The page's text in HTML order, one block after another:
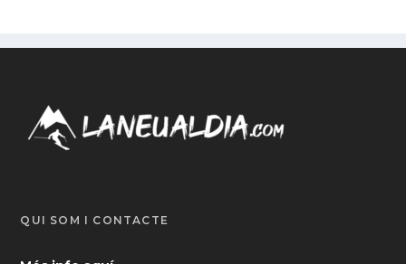
QUI SOM I CONTACTE